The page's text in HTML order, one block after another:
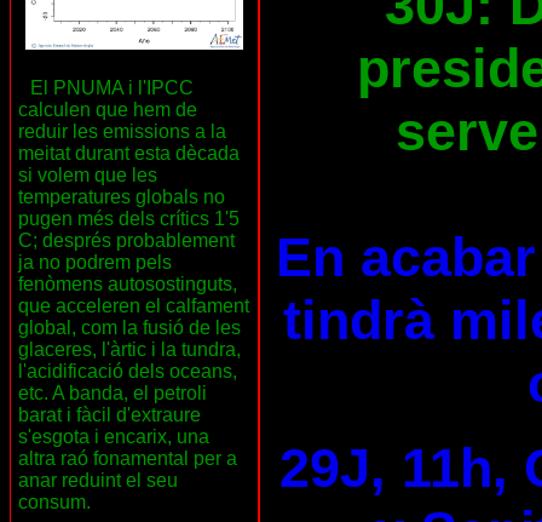
El PNUMA i l'IPCC
calculen que hem de
reduir les emissions a la
meitat durant esta dècada
si volem que les
temperatures globals no
pugen més dels crítics 1'5
C; després probablement
ja no podrem pels
fenòmens autosostinguts,
que acceleren el calfament
global, com la fusió de les
glaceres, l'àrtic i la tundra,
l'acidificació dels oceans,
etc. A banda, el petroli
barat i fàcil d'extraure
s'esgota i encarix, una
altra raó fonamental per a
anar reduint el seu
consum.
En
tindrà
29J, 11h,